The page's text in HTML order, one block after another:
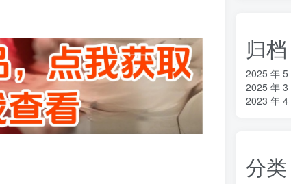
归档
2025 年 5
2025 年 3
2023 年 4
分类